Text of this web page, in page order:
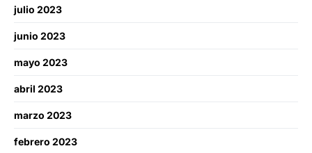
julio 2023
junio 2023
mayo 2023
abril 2023
marzo 2023
febrero 2023